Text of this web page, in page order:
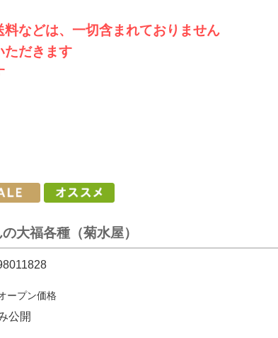
などは、一切含まれておりません
ただきます
大福各種（菊水屋）
ープン価格
公開